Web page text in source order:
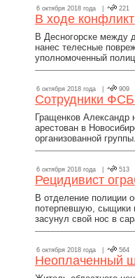
6 октября 2018 года | 221
В ходе
В Десногорске между
нанес телесные
уполномоченный
6 октября 2018 года | 909
Сотрудники
Гращенков Александр
арестован в
организованной
6 октября 2018 года | 513
Рецидивист
В отделение полиции
потерпевшую, сыщики
засунул свой нос в
6 октября 2018 года | 564
Неоплаченный